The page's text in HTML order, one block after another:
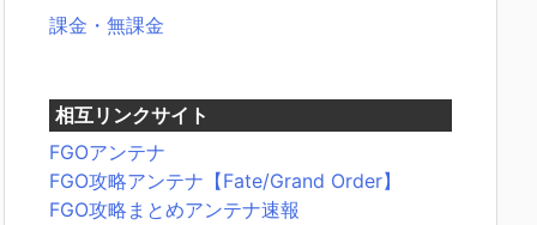
課金・無課金
相互リンクサイト
FGOアンテナ
FGO攻略アンテナ【Fate/Grand Order】
FGO攻略まとめアンテナ速報